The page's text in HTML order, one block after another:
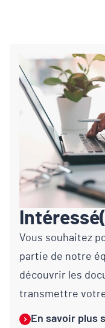
Vous souhaitez
partie de notre
découvrir les
transmettre
En savoir plus